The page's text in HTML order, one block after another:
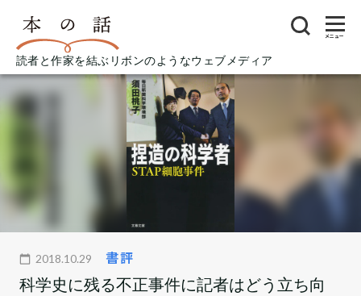
読者と作家を結ぶリボンのようなウェブメディア
メニュー
2018.10.29 書評
科学史に残る不正事件に記者はどう立ち向